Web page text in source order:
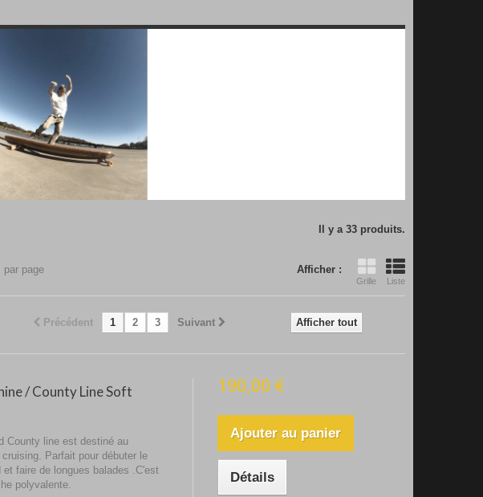
Il y a 33 produits.
Afficher :
Grille Liste
par page
Afficher tout
Précédent 1 2 3 Suivant
/ County Line Soft
County line est destiné au
Parfait pour débuter le
et faire de longues balades .C'est
polyvalente.
190,00 €
Ajouter au panier
Détails